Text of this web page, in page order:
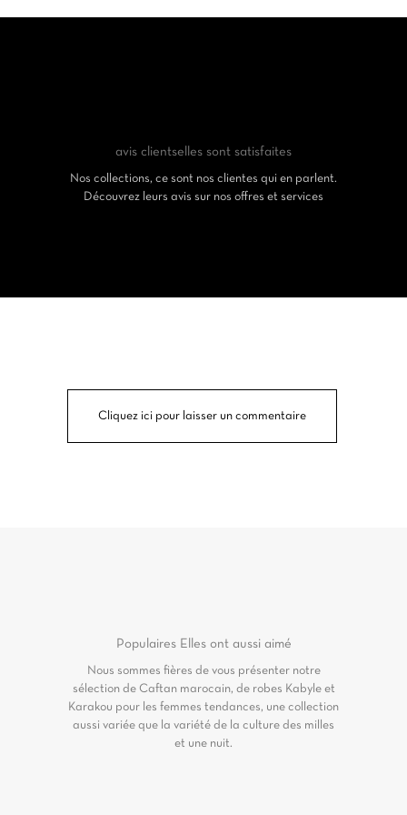
avis clientselles sont satisfaites
Nos collections, ce sont nos clientes qui en parlent.
Découvrez leurs avis sur nos offres et services
Cliquez ici pour laisser un commentaire
Populaires Elles ont aussi aimé
Nous sommes fières de vous présenter notre
sélection de Caftan marocain, de robes Kabyle et
Karakou pour les femmes tendances, une collection
aussi variée que la variété de la culture des milles
et une nuit.